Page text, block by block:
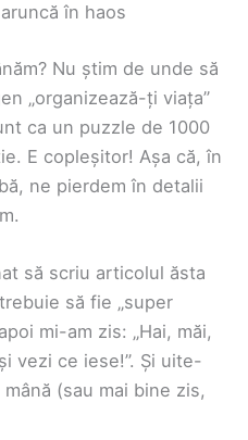
în haos
Nu știm de unde să
„organizează-ți viața”
ca un puzzle de 1000
E copleșitor! Așa că, în
ne pierdem în detalii
să scriu articolul ăsta
să fie „super
mi-am zis: „Hai, măi,
vezi ce iese!”. Și uite-
(sau mai bine zis,